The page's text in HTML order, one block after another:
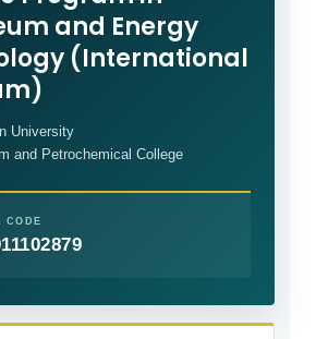
and Energy
(International
University
and Petrochemical College
CODE